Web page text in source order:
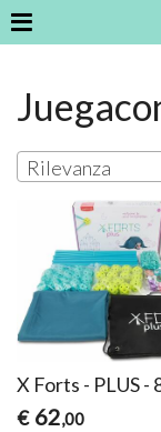
Rilevanza
X Forts - PLUS -
€ 62,00